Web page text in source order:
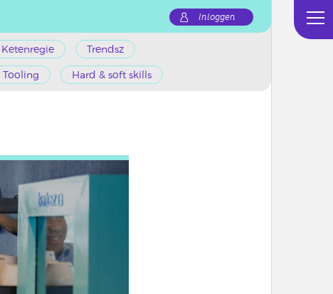
Inloggen
Ketenregie Trendsz
Tooling Hard & soft skills